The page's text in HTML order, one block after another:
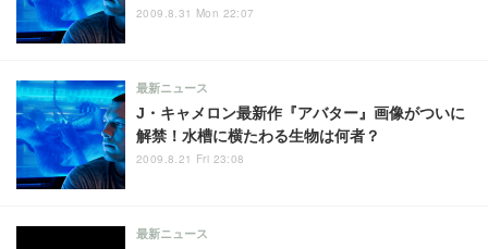
2009.8.31 Mon 22:07
J・キャメロン最新作『アバター』画像がついに
解禁！水槽に横たわる生物は何者？
最新ニュース
2009.8.21 Fri 23:08
最新ニュース